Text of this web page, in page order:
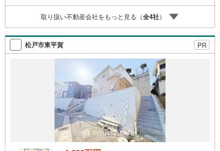
はありません。専属FPがお引渡し後も一生涯お守りしま
す。 Yahoo！不動産キャンペーン対象店舗 当店でのご成約
でPayPayボーナスがもらえるキャンペーン対象です！※必
ずYahoo！ JAPAN IDでログインの上お問い合わせくださ
い。
取り扱い不動産会社をもっと見る（全4社）
松戸市東平賀 PR